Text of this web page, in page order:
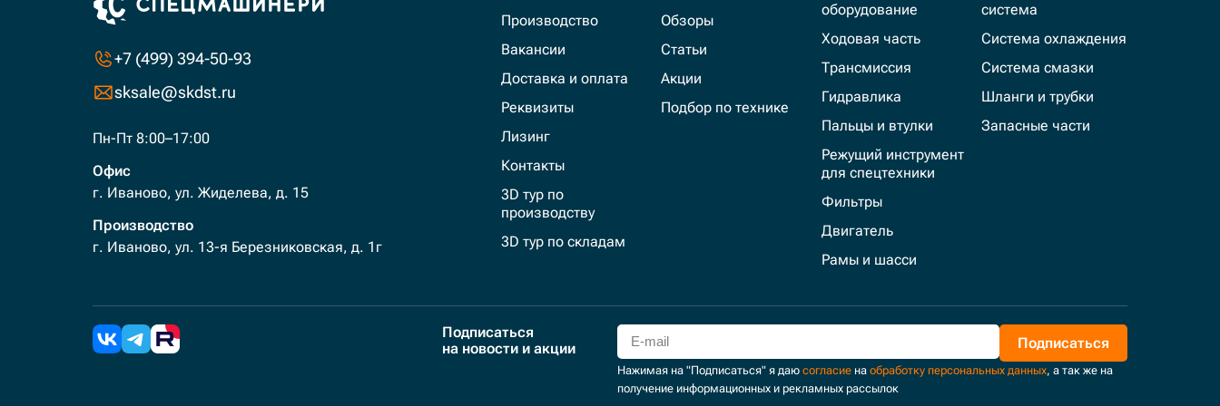
+7 (499) 394-50-93
sksale@skdst.ru
Пн-Пт 8:00–17:00
Офис
г. Иваново, ул. Жиделева, д. 15
Производство
г. Иваново, ул. 13-я Березниковская, д. 1г
Производство
Вакансии
Доставка и оплата
Реквизиты
Лизинг
Контакты
3D тур по
производству
3D тур по складам
Обзоры
Статьи
Акции
Подбор по технике
оборудование
Ходовая часть
Трансмиссия
Гидравлика
Пальцы и втулки
Режущий инструмент
для спецтехники
Фильтры
Двигатель
Рамы и шасси
система
Система охлаждения
Система смазки
Шланги и трубки
Запасные части
Подписаться
на новости и акции
Подписаться
Нажимая на "Подписаться" я даю согласиена обработку персональных данных, а так же на
получение информационных и рекламных рассылок